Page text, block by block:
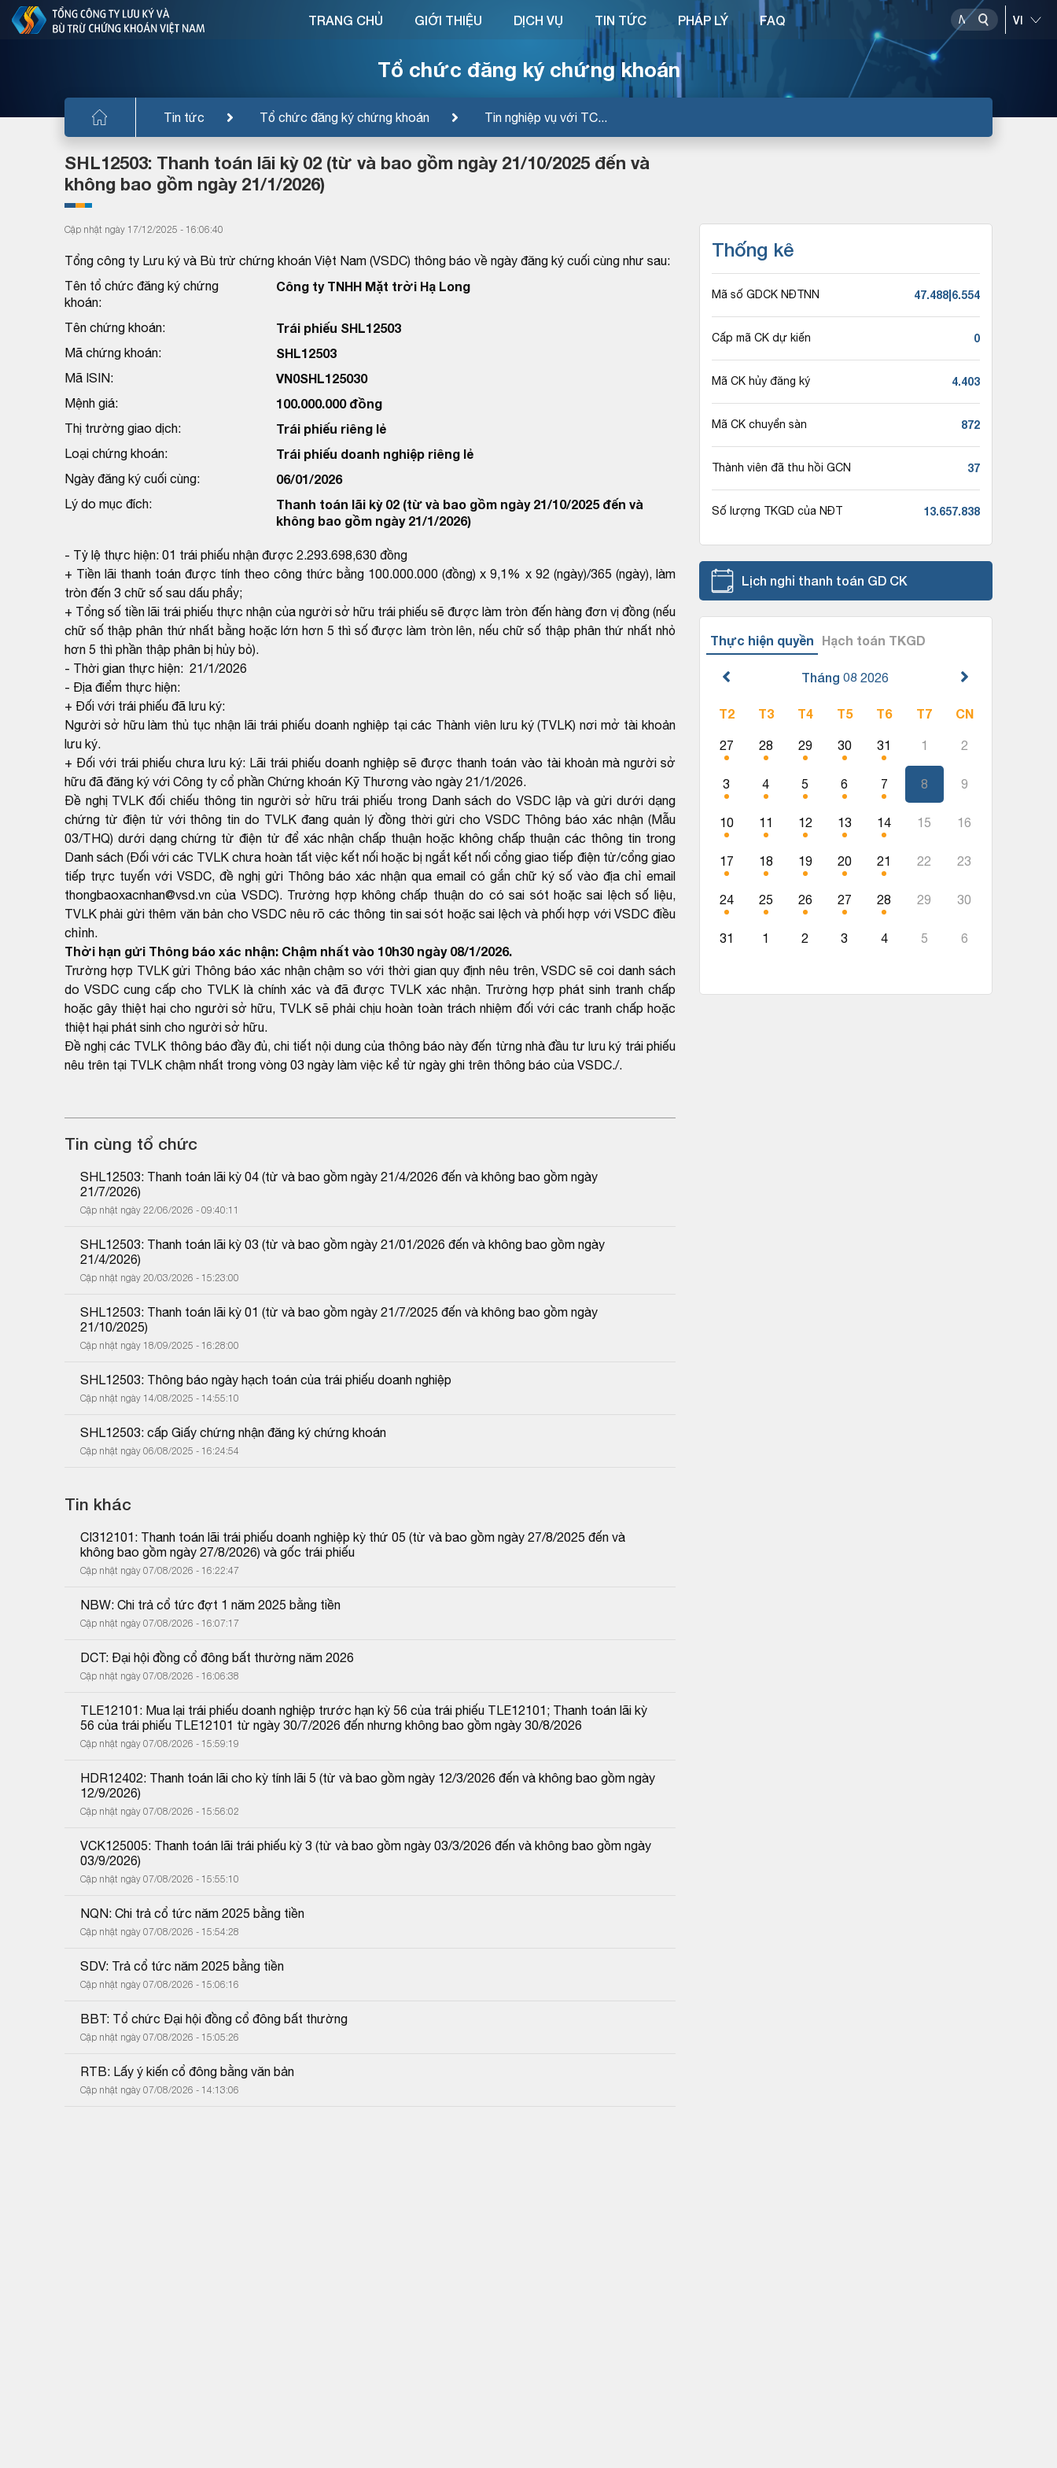
Tổ chức đăng ký chứng khoán
Tin tức Tổ chức đăng ký chứng khoán Tin nghiệp vụ với TC...
TRANG CHỦ GIỚI THIỆU DỊCH VỤ TIN TỨC PHÁP LÝ FAQ
SHL12503: Thanh toán lãi kỳ 02 (từ và bao gồm ngày 21/10/2025 đến và
không bao gồm ngày 21/1/2026)
Cập nhật ngày 17/12/2025 - 16:06:40
Tổng công ty Lưu ký và Bù trừ chứng khoán Việt Nam (VSDC) thông báo về ngày đăng ký cuối cùng như sau:
Tên tổ chức đăng ký chứng
khoán:
Công ty TNHH Mặt trời Hạ Long
Tên chứng khoán: Trái phiếu SHL12503
Mã chứng khoán: SHL12503
Mã ISIN: VN0SHL125030
Mệnh giá: 100.000.000 đồng
Thị trường giao dịch: Trái phiếu riêng lẻ
Loại chứng khoán: Trái phiếu doanh nghiệp riêng lẻ
Ngày đăng ký cuối cùng: 06/01/2026
Lý do mục đích:
Thanh toán lãi kỳ 02 (từ và bao gồm ngày 21/10/2025 đến và
không bao gồm ngày 21/1/2026)
- Tỷ lệ thực hiện: 01 trái phiếu nhận được 2.293.698,630 đồng
+ Tiền lãi thanh toán được tính theo công thức bằng 100.000.000 (đồng) x 9,1% x 92 (ngày)/365 (ngày), làm
tròn đến 3 chữ số sau dấu phẩy;
+ Tổng số tiền lãi trái phiếu thực nhận của người sở hữu trái phiếu sẽ được làm tròn đến hàng đơn vị đồng (nếu
chữ số thập phân thứ nhất bằng hoặc lớn hơn 5 thì số được làm tròn lên, nếu chữ số thập phân thứ nhất nhỏ
hơn 5 thì phần thập phân bị hủy bỏ).
- Thời gian thực hiện: 21/1/2026
- Địa điểm thực hiện:
+ Đối với trái phiếu đã lưu ký:
Người sở hữu làm thủ tục nhận lãi trái phiếu doanh nghiệp tại các Thành viên lưu ký (TVLK) nơi mở tài khoản
lưu ký.
+ Đối với trái phiếu chưa lưu ký: Lãi trái phiếu doanh nghiệp sẽ được thanh toán vào tài khoản mà người sở
hữu đã đăng ký với Công ty cổ phần Chứng khoán Kỹ Thương vào ngày 21/1/2026.
Đề nghị TVLK đối chiếu thông tin người sở hữu trái phiếu trong Danh sách do VSDC lập và gửi dưới dạng
chứng từ điện tử với thông tin do TVLK đang quản lý đồng thời gửi cho VSDC Thông báo xác nhận (Mẫu
03/THQ) dưới dạng chứng từ điện tử để xác nhận chấp thuận hoặc không chấp thuận các thông tin trong
Danh sách (Đối với các TVLK chưa hoàn tất việc kết nối hoặc bị ngắt kết nối cổng giao tiếp điện tử/cổng giao
tiếp trực tuyến với VSDC, đề nghị gửi Thông báo xác nhận qua email có gắn chữ ký số vào địa chỉ email
thongbaoxacnhan@vsd.vn của VSDC). Trường hợp không chấp thuận do có sai sót hoặc sai lệch số liệu,
TVLK phải gửi thêm văn bản cho VSDC nêu rõ các thông tin sai sót hoặc sai lệch và phối hợp với VSDC điều
chỉnh.
Thời hạn gửi Thông báo xác nhận: Chậm nhất vào 10h30 ngày 08/1/2026.
Trường hợp TVLK gửi Thông báo xác nhận chậm so với thời gian quy định nêu trên, VSDC sẽ coi danh sách
do VSDC cung cấp cho TVLK là chính xác và đã được TVLK xác nhận. Trường hợp phát sinh tranh chấp
hoặc gây thiệt hại cho người sở hữu, TVLK sẽ phải chịu hoàn toàn trách nhiệm đối với các tranh chấp hoặc
thiệt hại phát sinh cho người sở hữu.
Đề nghị các TVLK thông báo đầy đủ, chi tiết nội dung của thông báo này đến từng nhà đầu tư lưu ký trái phiếu
nêu trên tại TVLK chậm nhất trong vòng 03 ngày làm việc kể từ ngày ghi trên thông báo của VSDC./.
Tin cùng tổ chức
SHL12503: Thanh toán lãi kỳ 04 (từ và bao gồm ngày 21/4/2026 đến và không bao gồm ngày
21/7/2026)
Cập nhật ngày 22/06/2026 - 09:40:11
SHL12503: Thanh toán lãi kỳ 03 (từ và bao gồm ngày 21/01/2026 đến và không bao gồm ngày
21/4/2026)
Cập nhật ngày 20/03/2026 - 15:23:00
SHL12503: Thanh toán lãi kỳ 01 (từ và bao gồm ngày 21/7/2025 đến và không bao gồm ngày
21/10/2025)
Cập nhật ngày 18/09/2025 - 16:28:00
SHL12503: Thông báo ngày hạch toán của trái phiếu doanh nghiệp
Cập nhật ngày 14/08/2025 - 14:55:10
SHL12503: cấp Giấy chứng nhận đăng ký chứng khoán
Cập nhật ngày 06/08/2025 - 16:24:54
Tin khác
CI312101: Thanh toán lãi trái phiếu doanh nghiệp kỳ thứ 05 (từ và bao gồm ngày 27/8/2025 đến và
không bao gồm ngày 27/8/2026) và gốc trái phiếu
Cập nhật ngày 07/08/2026 - 16:22:47
NBW: Chi trả cổ tức đợt 1 năm 2025 bằng tiền
Cập nhật ngày 07/08/2026 - 16:07:17
DCT: Đại hội đồng cổ đông bất thường năm 2026
Cập nhật ngày 07/08/2026 - 16:06:38
TLE12101: Mua lại trái phiếu doanh nghiệp trước hạn kỳ 56 của trái phiếu TLE12101; Thanh toán lãi kỳ
56 của trái phiếu TLE12101 từ ngày 30/7/2026 đến nhưng không bao gồm ngày 30/8/2026
Cập nhật ngày 07/08/2026 - 15:59:19
HDR12402: Thanh toán lãi cho kỳ tính lãi 5 (từ và bao gồm ngày 12/3/2026 đến và không bao gồm ngày
12/9/2026)
Cập nhật ngày 07/08/2026 - 15:56:02
VCK125005: Thanh toán lãi trái phiếu kỳ 3 (từ và bao gồm ngày 03/3/2026 đến và không bao gồm ngày
03/9/2026)
Cập nhật ngày 07/08/2026 - 15:55:10
NQN: Chi trả cổ tức năm 2025 bằng tiền
Cập nhật ngày 07/08/2026 - 15:54:28
SDV: Trả cổ tức năm 2025 bằng tiền
Cập nhật ngày 07/08/2026 - 15:06:16
BBT: Tổ chức Đại hội đồng cổ đông bất thường
Cập nhật ngày 07/08/2026 - 15:05:26
RTB: Lấy ý kiến cổ đông bằng văn bản
Cập nhật ngày 07/08/2026 - 14:13:06
Thống kê
Mã số GDCK NĐTNN 47.488|6.554
Cấp mã CK dự kiến 0
Mã CK hủy đăng ký 4.403
Mã CK chuyển sàn 872
Thành viên đã thu hồi GCN 37
Số lượng TKGD của NĐT 13.657.838
Lịch nghỉ thanh toán GD CK
Thực hiện quyền Hạch toán TKGD
Tháng 08 2026
T2 T3 T4 T5 T6 T7 CN
27 28 29 30 31 1 2
3 4 5 6 7 8 9
10 11 12 13 14 15 16
17 18 19 20 21 22 23
24 25 26 27 28 29 30
31 1 2 3 4 5 6